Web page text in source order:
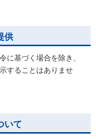
供
に基づく場合を除き、
することはありませ
いて